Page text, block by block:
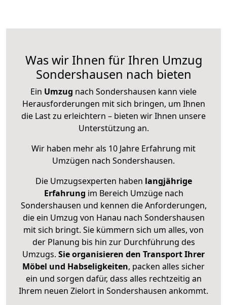
Was wir Ihnen für Ihren Umzug
Sondershausen nach bieten
Ein Umzug nach Sondershausen kann viele
Herausforderungen mit sich bringen, um Ihnen
die Last zu erleichtern – bieten wir Ihnen unsere
Unterstützung an.
Wir haben mehr als 10 Jahre Erfahrung mit
Umzügen nach Sondershausen.
Die Umzugsexperten haben langjährige
Erfahrung im Bereich Umzüge nach
Sondershausen und kennen die Anforderungen,
die ein Umzug von Hanau nach Sondershausen
mit sich bringt. Sie kümmern sich um alles, von
der Planung bis hin zur Durchführung des
Umzugs. Sie organisieren den Transport Ihrer
Möbel und Habseligkeiten, packen alles sicher
ein und sorgen dafür, dass alles rechtzeitig an
Ihrem neuen Zielort in Sondershausen ankommt.